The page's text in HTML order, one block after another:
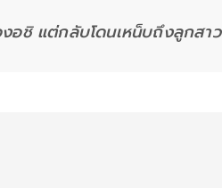
อชิ แต่กลับโดนเหน็บถึงลูกสาว